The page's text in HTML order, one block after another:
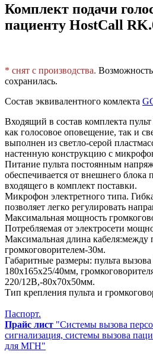
Комплект подачи
пациенту HostCall
* снят с производства.
сохранилась.
Состав эквивалентного комлекта
Входящий в состав комплекта
как голосовое оповещение, так и
выполнен из светло-серой
настенную конструкцию с
Питание пульта постоянным
обеспечивается от внешнего блока
входящего в комплект поставки.
Микрофон электретного типа.
позволяет легко регулировать
Максимальная мощность
Потребляемая от электросети
Максимальная длина кабеля:между
громкоговорителем-30м.
Габаритные размеры: пульта
180х165х25/40мм,
220/12В,-80х70х50мм.
Тип крепления пульта и
Паспорт.
Прайс лист "Системы вызова
сигнализация, системы вызова
для МГН"